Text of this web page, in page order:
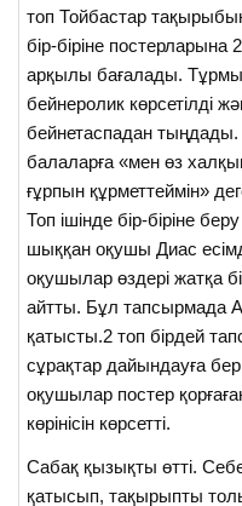
топ Тойбастар
бір-біріне
арқылы бағалады.
бейнеролик көрсетілді
бейнетаспадан
балаларға «мен өз
ғұрпын құрметтеймін»
Топ ішінде бір-біріне
шыққан оқушы Диас
оқушылар өздері жатқа
айтты. Бұл тапсырмада
қатысты.2 топ бірдей
сұрақтар дайындауға
оқушылар постер
көрінісін көрсетті.
Сабақ қызықты өтті.
қатысып, тақырыпты